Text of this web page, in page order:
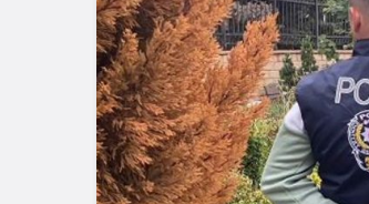
Akış